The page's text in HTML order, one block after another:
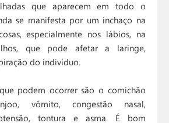
que aparecem em todo o
se manifesta por um inchaço na
especialmente nos lábios, na
que pode afetar a laringe,
do indivíduo.
podem ocorrer são o comichão
vômito, congestão nasal,
tontura e asma. É bom